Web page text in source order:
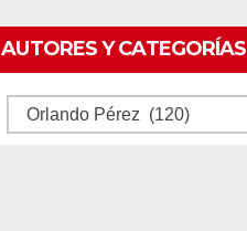
AUTORES Y CATEGORÍAS
Autores